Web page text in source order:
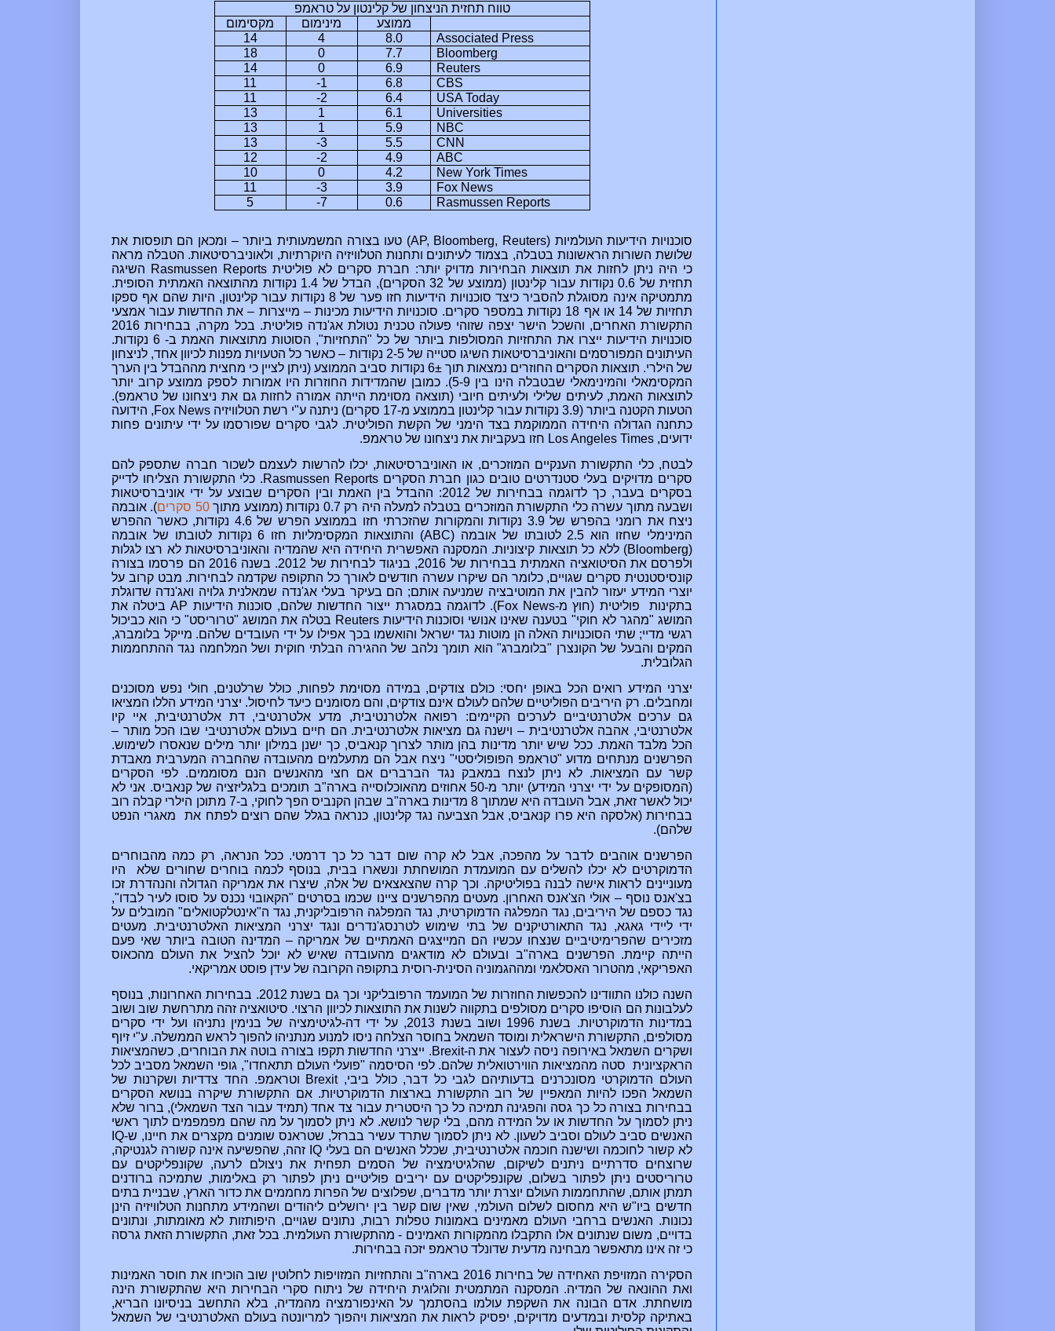
טווח תחזית הניצחון של קלינטון על טראמפ
ממוצע
מינימום
מקסימום
Associated Press
8.0
4
14
Bloomberg
7.7
0
18
Reuters
6.9
0
14
CBS
6.8
-1
11
USA Today
6.4
-2
11
Universities
6.1
1
13
NBC
5.9
1
13
CNN
5.5
-3
13
ABC
4.9
-2
12
New York Times
4.2
0
10
Fox News
3.9
-3
11
Rasmussen Reports
0.6
-7
5
סוכנויות הידיעות העולמיות (AP, Bloomberg, Reuters) טעו בצורה המשמעותית ביותר – ומכאן הם תופסות את
שלושת השורות הראשונות בטבלה, בצמוד לעיתונים ותחנות הטלוויזיה היוקרתיות, ולאוניברסיטאות. הטבלה מראה
כי היה ניתן לחזות את תוצאות הבחירות מדויק יותר: חברת סקרים לא פוליטיתRasmussen Reports השיגה
תחזית של 0.6 נקודות עבור קלינטון (ממוצע של 32 הסקרים), הבדל של 1.4 נקודות מהתוצאה האמתית הסופית.
מתמטיקה אינה מסוגלת להסביר כיצד סוכנויות הידיעות חזו פער של 8 נקודות עבור קלינטון, היות שהם אף ספקו
תחזיות של 14 או אף 18 נקודות במספר סקרים. סוכנויות הידיעות מכינות – מייצרות – את החדשות עבור אמצעי
התקשורת האחרים, והשכל הישר יצפה שזוהי פעולה טכנית נטולת אג'נדה פוליטית. בכל מקרה, בבחירות 2016
סוכנויות הידיעות ייצרו את התחזיות המסולפות ביותר של כל "התחזיות", הסוטות מתוצאות האמת ב- 6 נקודות.
העיתונים המפורסמים והאוניברסיטאות השיגו סטייה של 2-5 נקודות – כאשר כל הטעויות מפנות לכיוון אחד, לניצחון
של הילרי. תוצאות הסקרים החוזרים נמצאות תוך
6± נקודות סביב הממוצע (ניתן לציין כי מחצית מההבדל בין הערך
המקסימאלי והמינימאלי שבטבלה הינו בין 5-9). כמובן שהמדידות החוזרות היו אמורות לספק ממוצע קרוב יותר
לתוצאות האמת, לעיתים שלילי ולעיתים חיובי (תוצאה מסוימת הייתה אמורה לחזות גם את ניצחונו של טראמפ).
הטעות הקטנה ביותר (3.9 נקודות עבור קלינטון בממוצע מ-17 סקרים) ניתנה ע"י רשת הטלוויזיה Fox News, הידועה
כתחנה הגדולה היחידה הממוקמת בצד הימני של הקשת הפוליטית. לגבי סקרים שפורסמו על ידי עיתונים פחות
ידועים, Los Angeles Times חזו בעקביות את ניצחונו של טראמפ.
לבטח, כלי התקשורת הענקיים המוזכרים, או האוניברסיטאות, יכלו להרשות לעצמם לשכור חברה שתספק להם
סקרים מדויקים בעלי סטנדרטים טובים כגון חברת הסקרים Rasmussen Reports. כלי התקשורת הצליחו לדייק
בסקרים בעבר, כך לדוגמה בבחירות של 2012: ההבדל בין האמת ובין הסקרים שבוצע על ידי אוניברסיטאות
ושבעה מתוך עשרה כלי התקשורת המוזכרים בטבלה למעלה היה רק 0.7 נקודות (ממוצע מתוך
50 סקרים
). אובמה
ניצח את רומני בהפרש של 3.9 נקודות והמקורות
שהזכרתי חזו בממוצע הפרש של 4.6 נקודות, כאשר ההפרש
המינימלי שחזו הוא 2.5 לטובתו של אובמה (
ABC) והתוצאות המקסימליות חזו 6 נקודות לטובתו של אובמה
(Bloomberg) ללא כל תוצאות קיצוניות. המסקנה האפשרית היחידה היא שהמדיה והאוניברסיטאות לא רצו לגלות
ולפרסם את הסיטואציה האמתית בבחירות של 2016, בניגוד לבחירות של 2012. בשנה 2016 הם פרסמו בצורה
קונסיסטנטית סקרים שגויים, כלומר הם שיקרו עשרה חודשים לאורך כל התקופה שקדמה לבחירות. מבט קרוב על
יוצרי המידע יעזור להבין את המוטיבציה שמניעה אותם; הם בעיקר בעלי אג'נדה שמאלנית גלויה ואג'נדה שדוגלת
בתקינות פוליטית (חוץ מ-Fox News). לדוגמה במסגרת ייצור החדשות שלהם, סוכנות הידיעות APביטלה את
המושג "מהגר לא חוקי" בטענה שאינו אנושי וסוכנות הידיעותReuters בטלה את המושג "טרוריסט" כי הוא כביכול
רגשי מדיי; שתי הסוכנויותהאלה הן מוטות נגד ישראל והואשמו בכך אפילו על ידי העובדים שלהם. מייקל בלומברג,
המקים והבעל של הקונצרן "בלומברג" הוא תומך נלהב של ההגירה הבלתי חוקית ושל המלחמה נגד ההתחממות
הגלובלית.
יצרני המידע רואים הכל באופן יחסי: כולם צודקים, במידה מסוימת לפחות, כולל שרלטנים, חולי נפש מסוכנים
ומחבלים. רק היריבים הפוליטיים שלהם לעולם אינם צודקים, והם מסומנים כיעד לחיסול. יצרני המידע הללו המציאו
גם ערכים אלטרנטיביים לערכים הקיימים: רפואה אלטרנטיבית, מדע אלטרנטיבי, דת אלטרנטיבית, איי קיו
אלטרנטיבי, אהבה אלטרנטיבית – וישנה גם מציאות אלטרנטיבית. הם חיים בעולם אלטרנטיבי שבו הכל מותר –
הכל מלבד האמת. ככל שיש יותר מדינות בהן מותר לצרוך קנאביס, כך ישנן במילון יותר מילים שנאסרו לשימוש.
הפרשנים מנתחים מדוע "טראמפ הפופוליסטי" ניצח אבל הם מתעלמים מהעובדה שהחברה המערבית מאבדת
קשר עם המציאות. לא ניתן לנצח במאבק נגד הברברים אם חצי מהאנשים הנם מסוממים. לפי הסקרים
(המסופקים על ידי יצרני המידע) יותר מ-50 אחוזים מהאוכלוסייה בארה"ב תומכים בלגליזציה של קנאביס. אני לא
יכול לאשר זאת, אבל העובדה היא שמתוך 8 מדינות בארה"ב שבהן הקנביס הפך לחוקי, ב-7 מתוכן הילרי קבלה רוב
בבחירות (אלסקה היא פרו קנאביס, אבל הצביעה נגד קלינטון, כנראה בגלל שהם רוצים לפתח את מאגרי הנפט
שלהם).
הפרשנים אוהבים לדבר על מהפכה, אבל לא קרה שום דבר כל כך דרמטי. ככל הנראה, רק כמה מהבוחרים
הדמוקרטים לא יכלו להשלים עם המועמדת המושחתת ונשארו בבית, בנוסף לכמה בוחרים שחורים שלא היו
מעוניינים לראות אישה לבנה בפוליטיקה. וכך קרה שהצאצאים של אלה, שיצרו את אמריקה הגדולה והנהדרת זכו
בצ'אנס נוסף – אולי הצ'אנס האחרון. מעטים מהפרשנים ציינו שכמו בסרטים "הקאובוי נכנס על סוסו לעיר לבדו",
נגד כספם של היריבים, נגד המפלגה הדמוקרטית, נגד המפלגה הרפובליקנית, נגד ה"אינטלקטואלים" המובלים על
ידי ליידי גאגא, נגד התאורטיקנים של בתי שימוש לטרנסג'נדרים ונגד יצרני המציאות האלטרנטיבית. מעטים
מזכירים שהפרימיטיביים שנצחו עכשיו הם המייצגים האמתיים של אמריקה – המדינה הטובה ביותר שאי פעם
הייתה קיימת. הפרשנים בארה"ב ובעולם לא מודאגים מהעובדה שאיש לא יוכל להציל את העולם מהכאוס
האפריקאי, מהטרור האסלאמי ומההגמוניה הסינית-רוסית בתקופה הקרובה של עידן פוסט אמריקאי.
השנה כולנו התוודינו להכפשות החוזרות של המועמד הרפובליקני וכך גם בשנת 2012. בבחירות האחרונות, בנוסף
לעלבונות הם הוסיפו סקרים מסולפים בתקווה לשנות את התוצאות לכיוון הרצוי. סיטואציה זהה מתרחשת שוב ושוב
במדינות הדמוקרטיות. בשנת 1996 ושוב בשנת 2013, על ידי דה-לגיטימציה של בנימין נתניהו ועל ידי סקרים
מסולפים, התקשורת הישראלית ומוסד השמאל בחוסר הצלחה ניסו למנוע מנתניהו להפוך לראש הממשלה. ע"י זיוף
ושקרים השמאל באירופה ניסה לעצור את ה-Brexit
. ייצרני החדשות תקפו בצורה בוטה את הבוחרים, כשהמציאות
הראקציונית סטה מהמציאות הווירטואלית שלהם. לפי הסיסמה "פועלי העולם תתאחדו", גופי השמאל מסביב לכל
העולם הדמוקרטי מסונכרנים בדעותיהם לגבי כל דבר, כולל ביבי,Brexit וטראמפ. החד צדדיות ושקרנות של
השמאל הפכו להיות המאפיין של רוב התקשורת בארצות הדמוקרטיות. אם התקשורת שיקרה בנושא הסקרים
בבחירות בצורה כל כך גסה והפגינה תמיכה כל כך היסטרית עבור צד אחד (תמיד עבור הצד השמאלי), ברור שלא
ניתן לסמוך על החדשות או על המידה מהם, בלי קשר לנושא. לא ניתן לסמוך על מה שהם מפמפמים לתוך ראשי
האנשים סביב לעולם וסביב לשעון. לא ניתן לסמוך שתרד עשיר בברזל, שטראנס שומנים מקצרים את חיינו, ש-IQ
לא קשור לחוכמה ושישנה חוכמה אלטרנטיבית, שכלל האנשים הם בעלי IQ זהה, שהפשיעה אינה קשורה לגנטיקה,
שרוצחים סדרתיים ניתנים לשיקום, שהלגיטימציה של הסמים תפחית את ניצולם לרעה, שקונפליקטים עם
טרוריסטים ניתן לפתור בשלום, שקונפליקטים עם יריבים פוליטיים ניתן לפתור רק באלימות, שתמיכה ברודנים
תמתן אותם, שהתחממות העולם יוצרת יותר מדברים, שפלוצים של הפרות מחממים את כדור הארץ, שבניית בתים
חדשים ביו"ש היא מחסום לשלום העולמי, שאין שום קשר בין ירושלים ליהודים ושהמידע מתחנות הטלוויזיה הינן
נכונות. האנשים ברחבי העולם מאמינים באמונות טפלות רבות, נתונים שגויים, היפותזות לא מאומתות, ונתונים
בדויים, משום שנתונים אלו התקבלו מהמקורות האמינים - מהתקשורת העולמית. בכל זאת, התקשורת הזאת גרסה
כי זה אינו מתאפשר מבחינה מדעית שדונלד טראמפ יזכה בבחירות.
הסקירה המזויפת האחידה של בחירות 2016 בארה"ב והתחזיות המזויפות לחלוטין שוב הוכיחו את חוסר האמינות
ואת ההונאה של המדיה. המסקנה המתמטית והלוגית היחידה של ניתוח סקרי הבחירות היא שהתקשורת הינה
מושחתת. אדם הבונה את השקפת עולמו בהסתמך על האינפורמציה מהמדיה, בלא התחשב בניסיונו הבריא,
באתיקה קלסית ובמדעים מדויקים, יפסיק לראות את המציאות ויהפוך למריונטה בעולם האלטרנטיבי של השמאל